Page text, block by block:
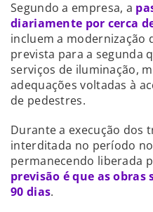
Segundo a empresa, a
diariamente por cerca
incluem a modernização
prevista para a segunda
serviços de iluminação,
adequações voltadas à
de pedestres.
Durante a execução dos
interditada no período
permanecendo liberada
previsão é que as
90 dias.